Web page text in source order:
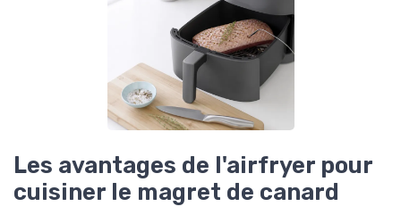
Les avantages de l'airfryer pour
cuisiner le magret de canard